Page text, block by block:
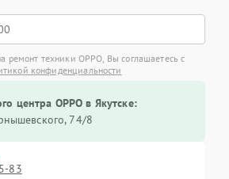
ремонт техники OPPO, Вы соглашаетесь с
конфиденциальности
центра OPPO в Якутске:
74/8
83